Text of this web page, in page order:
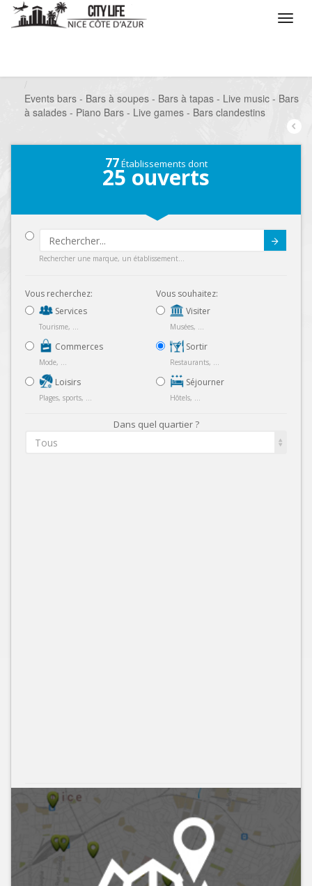
Events bars - Bars à soupes - Bars à tapas - Live music - Bars
à salades - Piano Bars - Live games - Bars clandestins
77Établissements dont
25 ouverts
Rechercher une marque, un établissement...
Vous recherchez:
Services
Tourisme, ...
Commerces
Mode, ...
Loisirs
Plages, sports, ...
Vous souhaitez:
Visiter
Musées, ...
Sortir
Restaurants, ...
Séjourner
Hôtels, ...
Dans quel quartier ?
Tous